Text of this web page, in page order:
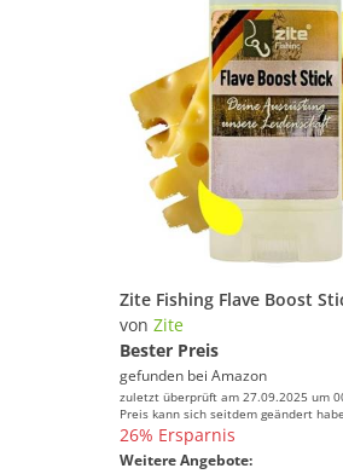
von Zite
Bester Preis
gefunden bei Amazon
zuletzt überprüft am 27.09.2025 um
Preis kann sich seitdem geändert
26% Ersparnis
Weitere Angebote: